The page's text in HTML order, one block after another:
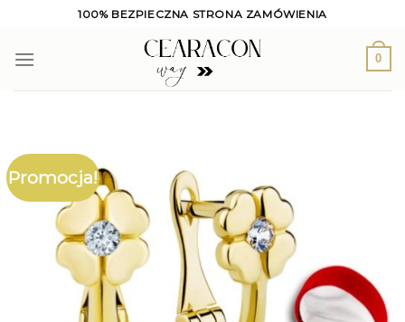
content
100% BEZPIECZNA STRONA ZAMÓWIENIA
0
Promocja!